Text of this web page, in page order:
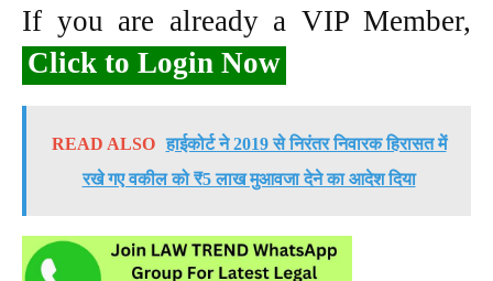
If you are already a VIP Member,
Click to Login Now
READ ALSO हाईकोर्ट ने 2019 से निरंतर निवारक हिरासत में
रखे गए वकील को ₹5 लाख मुआवजा देने का आदेश दिया